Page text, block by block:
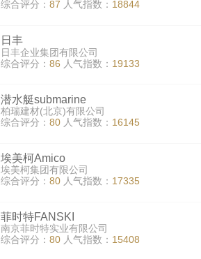
综合评分： 87 人气指数： 18844
日丰
日丰企业集团有限公司
综合评分： 86 人气指数： 19133
潜水艇submarine
柏瑞建材(北京)有限公司
综合评分： 80 人气指数： 16145
埃美柯Amico
埃美柯集团有限公司
综合评分： 80 人气指数： 17335
菲时特FANSKI
南京菲时特实业有限公司
综合评分： 80 人气指数： 15408